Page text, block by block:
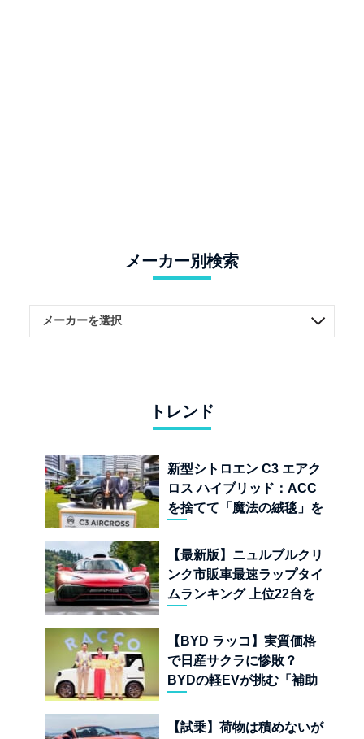
メーカー別検索
トレンド
新型シトロエン C3 エアク
ロス ハイブリッド：ACC
を捨てて「魔法の絨毯」を
児
【最新版】ニュルブルクリ
ンク市販車最速ラップタイ
ムランキング 上位22台を
【BYD ラッコ】実質価格
で日産サクラに惨敗？
BYDの軽EVが挑む「補助
界
【試乗】荷物は積めないが